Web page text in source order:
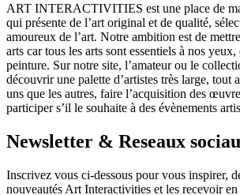
ART INTERACTIVITIES est une place de
qui présente de l’art original et de qualité,
amoureux de l’art. Notre ambition est de
arts car tous les arts sont essentiels à nos yeux,
peinture. Sur notre site, l’amateur ou le
découvrir une palette d’artistes très large, tout
uns que les autres, faire l’acquisition des
participer s’il le souhaite à des évènements
Newsletter & Reseaux
Inscrivez vous ci-dessous pour vous inspirer,
nouveautés Art Interactivities et les recevoir